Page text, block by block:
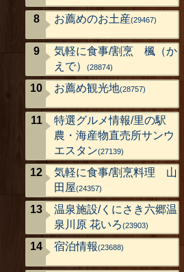
お薦めのお土産(29467)
気軽に食事/割烹 楓（か
えで）
(28874)
お薦め観光地(28757)
特選グルメ情報/里の駅
農・海産物直売所サンウ
エスタン(27139)
気軽に食事/割烹料理 山
田屋(24357)
温泉施設/くにさき六郷温
泉川原 花いろ(23903)
宿泊情報(23688)